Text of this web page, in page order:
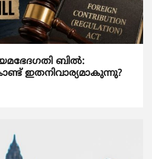
ബില്‍:
ഇതനിവാര്യമാകുന്നു?